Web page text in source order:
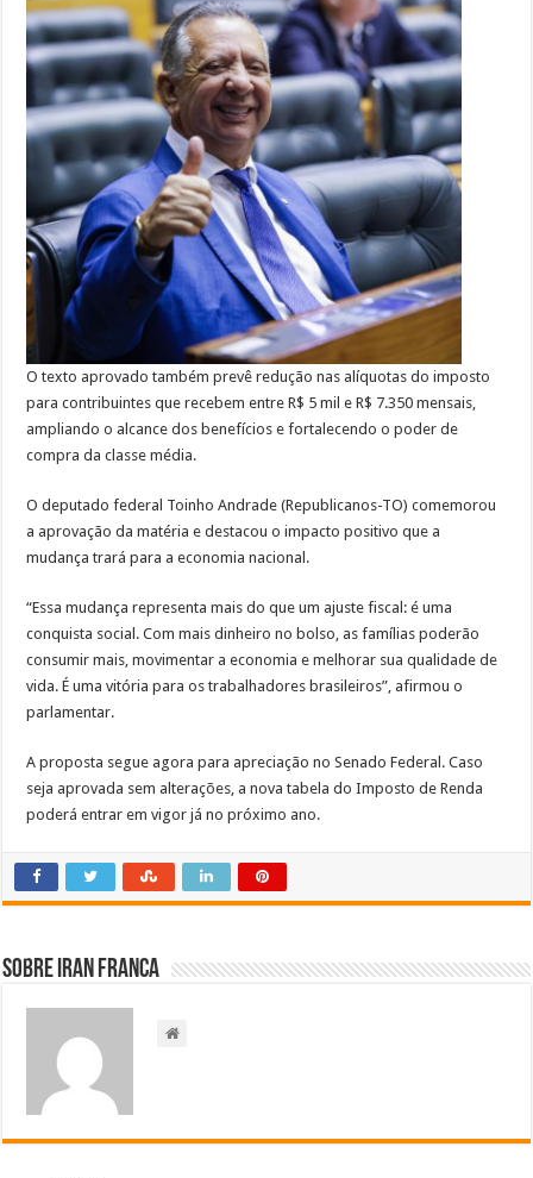
O texto aprovado também prevê redução nas alíquotas do imposto
para contribuintes que recebem entre R$ 5 mil e R$ 7.350 mensais,
ampliando o alcance dos benefícios e fortalecendo o poder de
compra da classe média.
O deputado federal Toinho Andrade (Republicanos-TO) comemorou
a aprovação da matéria e destacou o impacto positivo que a
mudança trará para a economia nacional.
“Essa mudança representa mais do que um ajuste fiscal: é uma
conquista social. Com mais dinheiro no bolso, as famílias poderão
consumir mais, movimentar a economia e melhorar sua qualidade de
vida. É uma vitória para os trabalhadores brasileiros”, afirmou o
parlamentar.
A proposta segue agora para apreciação no Senado Federal. Caso
seja aprovada sem alterações, a nova tabela do Imposto de Renda
poderá entrar em vigor já no próximo ano.
Sobre Iran Franca